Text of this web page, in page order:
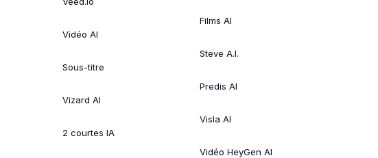
Vidéo AI
Sous-titre
Vizard AI
2 courtes IA
Films AI
Steve A.I.
Predis AI
Visla AI
Vidéo HeyGen AI